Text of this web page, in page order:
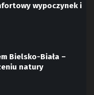
wypoczynek i
Bielsko-Biała –
natury